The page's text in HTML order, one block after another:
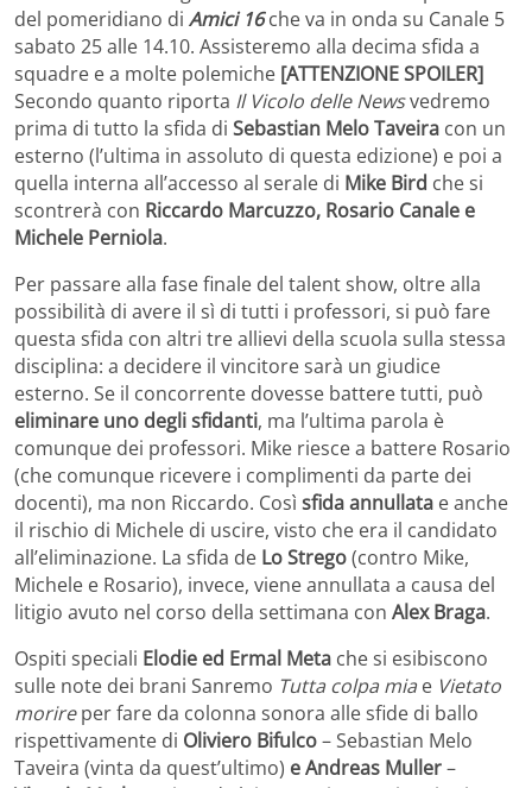
del pomeridiano di Amici 16che va in onda su Canale 5
sabato 25 alle 14.10. Assisteremo alla decima sfida a
squadre e a molte polemiche [ATTENZIONE SPOILER]
Secondo quanto riporta Il Vicolo delle Newsvedremo
prima di tutto la sfida di Sebastian Melo Taveira con un
esterno (l’ultima in assoluto di questa edizione) e poi a
quella interna all’accesso al serale di Mike Bird che si
scontrerà con Riccardo Marcuzzo, Rosario Canale e
Michele Perniola.
Per passare alla fase finale del talent show, oltre alla
possibilità di avere il sì di tutti i professori, si può fare
questa sfida con altri tre allievi della scuola sulla stessa
disciplina: a decidere il vincitore sarà un giudice
esterno. Se il concorrente dovesse battere tutti, può
eliminare uno degli sfidanti, ma l’ultima parola è
comunque dei professori. Mike riesce a battere Rosario
(che comunque ricevere i complimenti da parte dei
docenti), ma non Riccardo. Così sfida annullata e anche
il rischio di Michele di uscire, visto che era il candidato
all’eliminazione. La sfida de Lo Strego(contro Mike,
Michele e Rosario), invece, viene annullata a causa del
litigio avuto nel corso della settimana con Alex Braga.
Ospiti speciali Elodie ed Ermal Meta che si esibiscono
sulle note dei brani Sanremo Tutta colpa mia e Vietato
morireper fare da colonna sonora alle sfide di ballo
rispettivamente di Oliviero Bifulco– Sebastian Melo
Taveira (vinta da quest’ultimo) e Andreas Muller–